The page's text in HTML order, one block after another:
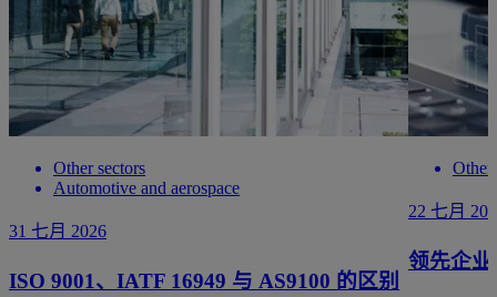
Other sectors
Automotive and aerospace
31 七月 2026
ISO 9001、IATF 16949 与 AS9100 的区别
Other
22 七月
领先企